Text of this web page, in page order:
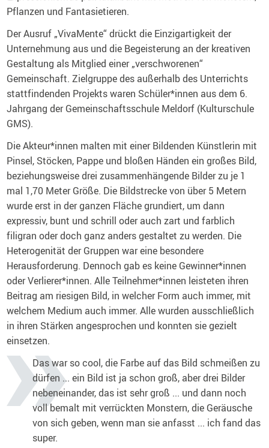
Pflanzen und Fantasietieren.
Der Ausruf „VivaMente“ drückt die Einzigartigkeit der
Unternehmung aus und die Begeisterung an der kreativen
Gestaltung als Mitglied einer „verschworenen“
Gemeinschaft. Zielgruppe des außerhalb des Unterrichts
stattfindenden Projekts waren Schüler*innen aus dem 6.
Jahrgang der Gemeinschaftsschule Meldorf (Kulturschule
GMS).
Die Akteur*innen malten mit einer Bildenden Künstlerin mit
Pinsel, Stöcken, Pappe und bloßen Händen ein großes Bild,
beziehungsweise drei zusammenhängende Bilder zu je 1
mal 1,70 Meter Größe. Die Bildstrecke von über 5 Metern
wurde erst in der ganzen Fläche grundiert, um dann
expressiv, bunt und schrill oder auch zart und farblich
filigran oder doch ganz anders gestaltet zu werden. Die
Heterogenität der Gruppen war eine besondere
Herausforderung. Dennoch gab es keine Gewinner*innen
oder Verlierer*innen. Alle Teilnehmer*innen leisteten ihren
Beitrag am riesigen Bild, in welcher Form auch immer, mit
welchem Medium auch immer. Alle wurden ausschließlich
in ihren Stärken angesprochen und konnten sie gezielt
einsetzen.
Das war so cool, die Farbe auf das Bild schmeißen zu
dürfen ... ein Bild ist ja schon groß, aber drei Bilder
nebeneinander, das ist sehr groß ... und dann noch
voll bemalt mit verrückten Monstern, die Geräusche
von sich geben, wenn man sie anfasst ... ich fand das
super.